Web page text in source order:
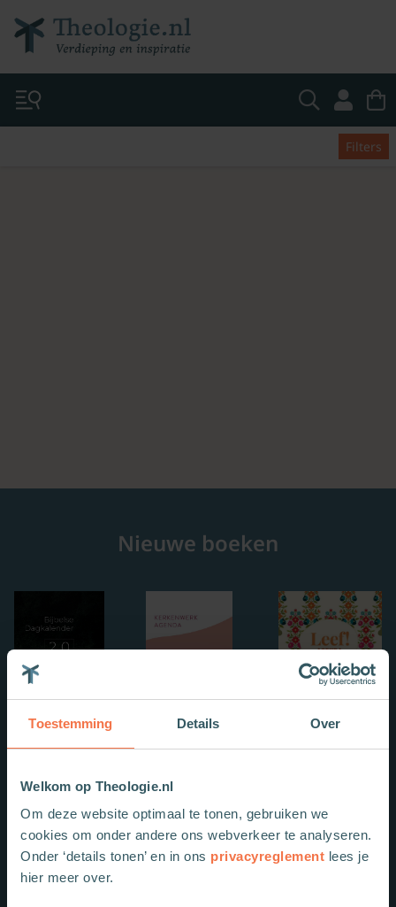
Toestemming Details Over
Welkom op Theologie.nl
Om deze website optimaal te tonen, gebruiken we
cookies om onder andere ons webverkeer te analyseren.
Onder ‘details tonen’ en in ons privacyreglement lees je
hier meer over.
Filters
Nieuwe boeken